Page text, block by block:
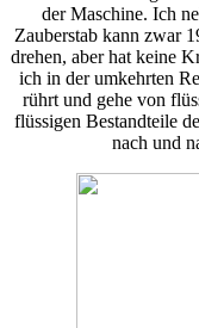
der Maschine. Ich
Zauberstab kann zwar
drehen, aber hat keine
ich in der umkehrten
rührt und gehe von
flüssigen Bestandteile
nach und